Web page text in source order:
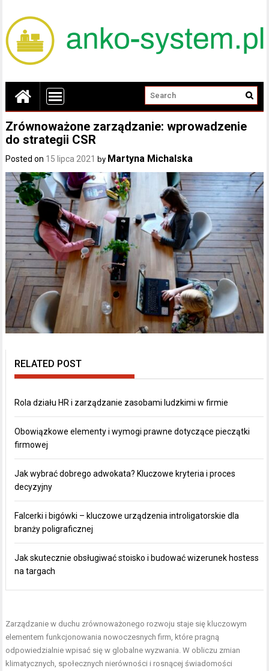
Zrównoważone zarządzanie: wprowadzenie
do strategii CSR
Posted on 15 lipca 2021 by Martyna Michalska
RELATED POST
Rola działu HR i zarządzanie zasobami ludzkimi w firmie
Obowiązkowe elementy i wymogi prawne dotyczące pieczątki
firmowej
Jak wybrać dobrego adwokata? Kluczowe kryteria i proces
decyzyjny
Falcerki i bigówki – kluczowe urządzenia introligatorskie dla
branży poligraficznej
Jak skutecznie obsługiwać stoisko i budować wizerunek hostess
na targach
Zarządzanie w duchu zrównoważonego rozwoju staje się kluczowym
elementem funkcjonowania nowoczesnych firm, które pragną
odpowiedzialnie wpisać się w globalne wyzwania. W obliczu zmian
klimatycznych, społecznych nierówności i rosnącej świadomości